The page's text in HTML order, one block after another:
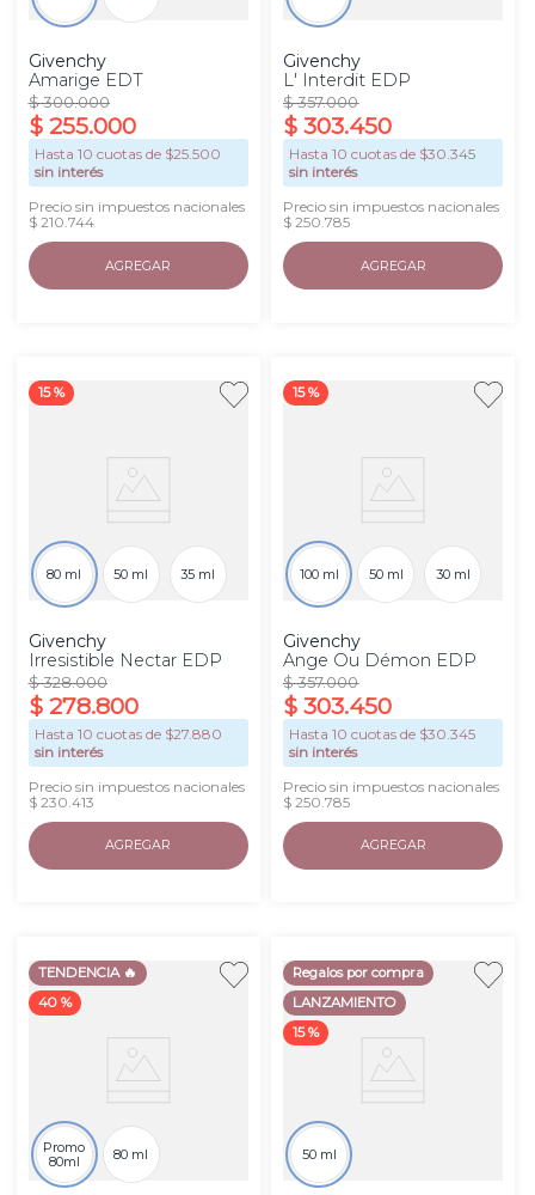
Givenchy
Amarige EDT
$ 300.000
$ 255.000
Hasta 10 cuotas de $25.500
sin interés
Precio sin impuestos nacionales
$ 210.744
AGREGAR
Givenchy
L' Interdit EDP
$ 357.000
$ 303.450
Hasta10 cuotas de $30.345
sin interés
Precio sin impuestos nacionales
$ 250.785
AGREGAR
15 %
80 ml 50 ml 35 ml
Givenchy
Irresistible Nectar EDP
$ 328.000
$ 278.800
Hasta 10 cuotas de $27.880
sin interés
Precio sin impuestos nacionales
$ 230.413
AGREGAR
15 %
100 ml 50 ml 30 ml
Givenchy
Ange Ou Démon EDP
$ 357.000
$ 303.450
Hasta10 cuotas de $30.345
sin interés
Precio sin impuestos nacionales
$ 250.785
AGREGAR
TENDENCIA 🔥
40 %
Promo
80ml
80 ml
Regalos por compra
LANZAMIENTO
15 %
50 ml